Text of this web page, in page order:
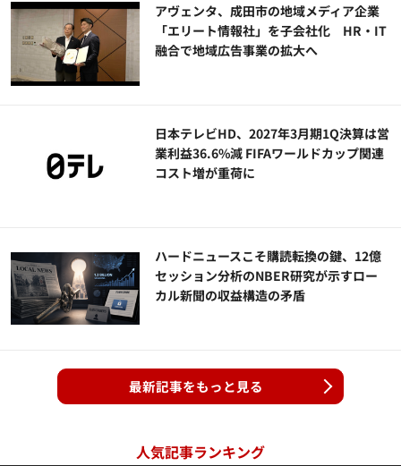
アヴェンタ、成田市の地域メディア企業
「エリート情報社」を子会社化 HR・IT
融合で地域広告事業の拡大へ
日本テレビHD、2027年3月期1Q決算は営
業利益36.6%減 FIFAワールドカップ関連
コスト増が重荷に
ハードニュースこそ購読転換の鍵、12億
セッション分析のNBER研究が示すロー
カル新聞の収益構造の矛盾
最新記事をもっと見る
人気記事ランキング